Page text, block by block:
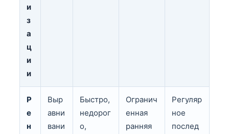
и
з
а
ц
и
и
Р
е
н
Выр
авни
вани
Быстро,
недорог
о,
Огранич
енная
ранняя
Регуляр
ное
послед